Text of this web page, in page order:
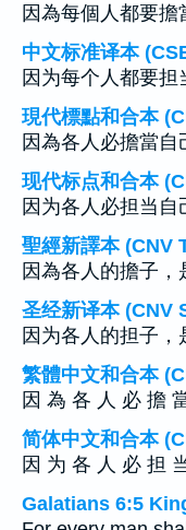
因為每個人都要擔
中文标准译本
因为每个人都要担
現代標點和合本
因為各人必擔當自
现代标点和合本
因为各人必担当自
聖經新譯本 (CNV
因為各人的擔子，
圣经新译本 (CNV
因为各人的担子，
繁體中文和合本
因 為 各 人 必 擔
简体中文和合本
因 为 各 人 必 担
Galatians 6:5